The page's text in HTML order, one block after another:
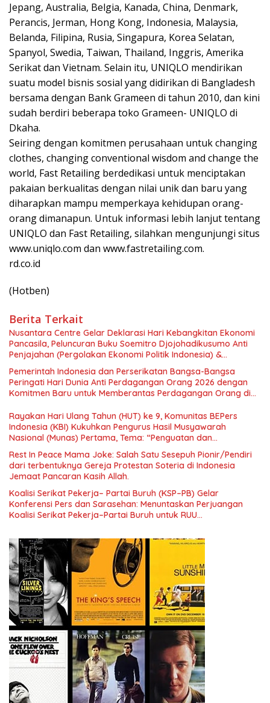
Jepang, Australia, Belgia, Kanada, China, Denmark,
Perancis, Jerman, Hong Kong, Indonesia, Malaysia,
Belanda, Filipina, Rusia, Singapura, Korea Selatan,
Spanyol, Swedia, Taiwan, Thailand, Inggris, Amerika
Serikat dan Vietnam. Selain itu, UNIQLO mendirikan
suatu model bisnis sosial yang didirikan di Bangladesh
bersama dengan Bank Grameen di tahun 2010, dan kini
sudah berdiri beberapa toko Grameen- UNIQLO di
Dkaha.
Seiring dengan komitmen perusahaan untuk changing
clothes, changing conventional wisdom and change the
world, Fast Retailing berdedikasi untuk menciptakan
pakaian berkualitas dengan nilai unik dan baru yang
diharapkan mampu memperkaya kehidupan orang-
orang dimanapun. Untuk informasi lebih lanjut tentang
UNIQLO dan Fast Retailing, silahkan mengunjungi situs
www.uniqlo.com dan www.fastretailing.com.
rd.co.id
(Hotben)
Berita Terkait
Nusantara Centre Gelar Deklarasi Hari Kebangkitan Ekonomi
Pancasila, Peluncuran Buku Soemitro Djojohadikusumo Anti
Penjajahan (Pergolakan Ekonomi Politik Indonesia) &
Simposium Nasional “Urgensi Undang-Undang Perekonomian
Nasional dan Kesejahteraan Sosial dalam Menata Bangsa
Menuju Indonesia Emas 2045”,
Pemerintah Indonesia dan Perserikatan Bangsa-Bangsa
Peringati Hari Dunia Anti Perdagangan Orang 2026 dengan
Komitmen Baru untuk Memberantas Perdagangan Orang di
Rayakan Hari Ulang Tahun (HUT) ke 9, Komunitas BEPers
Indonesia (KBI) Kukuhkan Pengurus Hasil Musyawarah
Nasional (Munas) Pertama, Tema: “Penguatan dan
Pengembangan Organisasi KBI yang Berbasis Riset di seluruh
Indonesia dan Mancanegara”.
Rest In Peace Mama Joke: Salah Satu Sesepuh Pionir/Pendiri
dari terbentuknya Gereja Protestan Soteria di Indonesia
Jemaat Pancaran Kasih Allah.
Koalisi Serikat Pekerja– Partai Buruh (KSP–PB) Gelar
Konferensi Pers dan Sarasehan: Menuntaskan Perjuangan
Koalisi Serikat Pekerja–Partai Buruh untuk RUU